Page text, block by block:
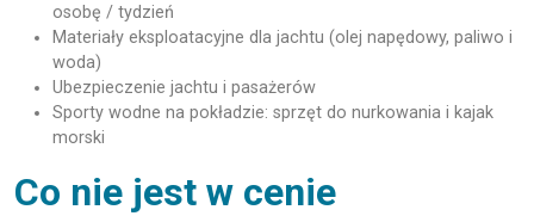
osobę / tydzień
Materiały eksploatacyjne dla jachtu (olej napędowy, paliwo i
woda)
Ubezpieczenie jachtu i pasażerów
Sporty wodne na pokładzie: sprzęt do nurkowania i kajak
morski
Co nie jest w cenie